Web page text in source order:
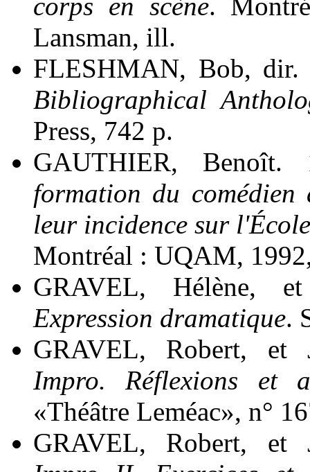
corps en scène.
Lansman, ill.
FLESHMAN, Bob,
Bibliographical
Press, 742 p.
GAUTHIER,
formation du
leur incidence sur
Montréal : UQAM,
GRAVEL, Hélène,
Expression dramatique.
GRAVEL, Robert, et
Impro. Réflexions et
«Théâtre Leméac», n°
GRAVEL, Robert, et